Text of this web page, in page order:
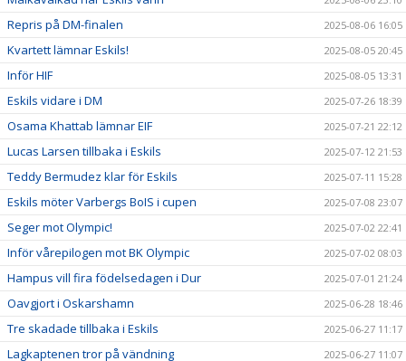
Repris på DM-finalen 2025-08-06 16:05
Kvartett lämnar Eskils! 2025-08-05 20:45
Inför HIF 2025-08-05 13:31
Eskils vidare i DM 2025-07-26 18:39
Osama Khattab lämnar EIF 2025-07-21 22:12
Lucas Larsen tillbaka i Eskils 2025-07-12 21:53
Teddy Bermudez klar för Eskils 2025-07-11 15:28
Eskils möter Varbergs BoIS i cupen 2025-07-08 23:07
Seger mot Olympic! 2025-07-02 22:41
Inför vårepilogen mot BK Olympic 2025-07-02 08:03
Hampus vill fira födelsedagen i Dur 2025-07-01 21:24
Oavgjort i Oskarshamn 2025-06-28 18:46
Tre skadade tillbaka i Eskils 2025-06-27 11:17
Lagkaptenen tror på vändning 2025-06-27 11:07